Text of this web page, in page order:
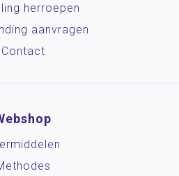
herroepen
aanvragen
Contact